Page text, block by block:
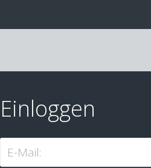
Einloggen
E-Mail: